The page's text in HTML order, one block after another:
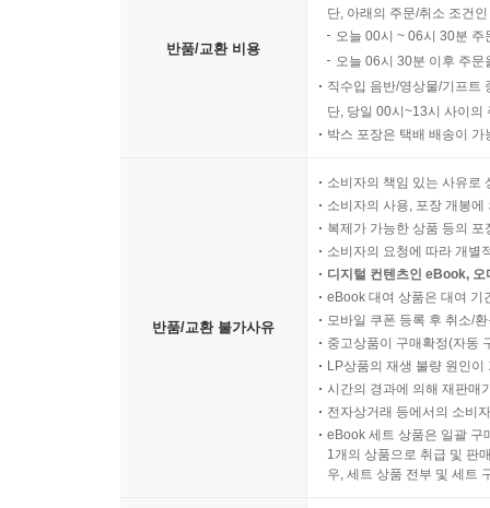
유전자원 연구의 학문적 흐름
유전자 연구와 생물학의 연결
유전자원 연구의 학문적 의의
반품/교환 비용
단, 아래의 주문/취소 조건
오늘 00시 ~ 06시 30분
오늘 06시 30분 이후 주
직수입 음반/영상물/기프트
단, 당일 00시~13시 사이의
박스 포장은 택배 배송이
반품/교환 불가사유
소비자의 책임 있는 사유로
소비자의 사용, 포장 개봉
복제가 가능한 상품 등의
소비자의 요청에 따라 개별
디지털 컨텐츠인 eBook,
eBook 대여 상품은 대여 기
모바일 쿠폰 등록 후 취소/
중고상품이 구매확정(자동
LP상품의 재생 불량 원인
시간의 경과에 의해 재판매
전자상거래 등에서의 소비
eBook 세트 상품은 일괄 구
1개의 상품으로 취급 및 판
우, 세트 상품 전부 및 세트